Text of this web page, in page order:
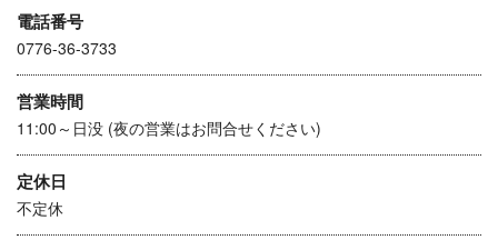
電話番号
0776-36-3733
営業時間
11:00～日没 (夜の営業はお問合せください)
定休日
不定休